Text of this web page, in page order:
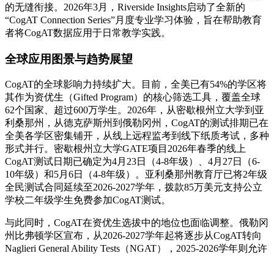
的无缝衔接。 2026年3月，Riverside Insights启动了全新的
“CogAT Connection Series”月度专业学习体验，旨在帮助教育
者将CogAT数据应用于日常教学实践。
全球应用图景与趋势展望
CogAT的全球影响力持续扩大。目前，全美已有54%的学区将
其作为资优生（Gifted Program）的核心筛选工具，覆盖全球
62个国家、超过600万学生。 2026年，从密歇根州立大学到亚
利桑那州，从德克萨斯州到俄勒冈州，CogAT的测试排期已在
全美各学区密集铺开，从线上远程监考到线下纸质考试，多种
形式并行。密歇根州立大学GATE项目2026年春季的线上
CogAT测试日期已确定为4月23日（4-8年级）、4月27日（6-
10年级）和5月6日（4-8年级）。 亚利桑那州教育厅已将2年级
全民测试合同延续至2026-2027学年，拨款85万美元支持公立
学校二年级学生免费参加CogAT测试。
与此同时，CogAT在资优生选拔中的地位也面临调整。俄勒冈
州比弗顿学区宣布，从2026-2027学年起将逐步从CogAT转向
Naglieri General Ability Tests（NGAT），2025-2026学年则允许